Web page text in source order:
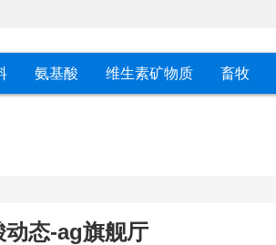
氨基酸 维生素矿物质 畜牧
动态-ag旗舰厅